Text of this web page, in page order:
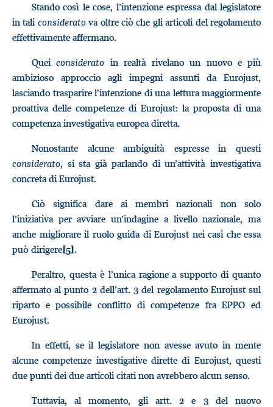
Stando così le cose, l’intenzione espressa dal legislatore
in tali consideratova oltre ciò che gli articoli del regolamento
effettivamente affermano.
Queiconsiderato in realtà rivelano un nuovo e più
ambizioso approccio agli impegni assunti da Eurojust,
lasciando trasparire l’intenzione di una lettura maggiormente
proattiva delle competenze di Eurojust: la proposta di una
competenza investigativa europea diretta.
Nonostante alcune ambiguità espresse in questi
considerato, si sta già parlando di un’attività investigativa
concreta di Eurojust.
Ciò significa dare ai membri nazionali non solo
l’iniziativa per avviare un’indagine a livello nazionale, ma
anche migliorare il ruolo guida di Eurojust nei casi che essa
può dirigere[5].
Peraltro, questa è l’unica ragione a supporto di quanto
affermato al punto 2 dell’art. 3 del regolamento Eurojust sul
riparto e possibile conflitto di competenze fra EPPO ed
Eurojust.
In effetti, se il legislatore non avesse avuto in mente
alcune competenze investigative dirette di Eurojust, questi
due punti dei due articoli citati non avrebbero alcun senso.
Tuttavia, al momento, gli artt. 2 e 3 del nuovo